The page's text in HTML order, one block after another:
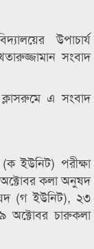
উপাচার্য
সংবাদ
ক্লাসরুমে এ সংবাদ
ইউনিট) পরীক্ষা
অক্টোবর কলা অনুষদ
(গ ইউনিট), ২৩
অক্টোবর চারুকলা